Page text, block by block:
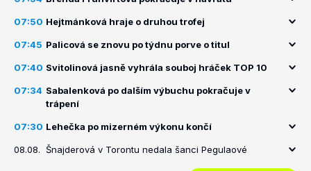
07:50 Hejtmánková hraje o druhou trofej
07:45 Palicová se znovu po týdnu porve o titul
07:40 Svitolinová jasně vyhrála souboj hráček TOP 10
07:34 Sabalenková po dalším výbuchu pokračuje v
trápení
07:30 Lehečka po mizerném výkonu končí
08.08. Šnajderová v Torontu nedala šanci Pegulaové